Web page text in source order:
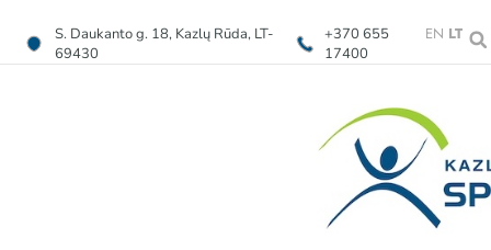
S. Daukanto g. 18, Kazlų Rūda, LT-
69430
+370 655
17400
EN LT